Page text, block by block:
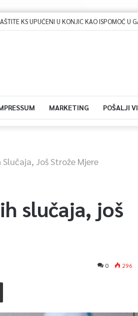
MARKETING POŠALJI
Još Strože Mjere
slučaja, još
0 296